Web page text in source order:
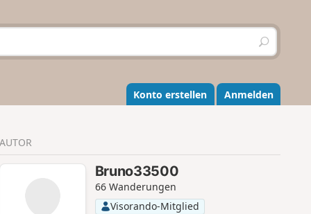
S
u
h
e
n
Konto erstellen Anmelden
AUTOR
Bruno33500
66 Wanderungen
Visorando-Mitglied